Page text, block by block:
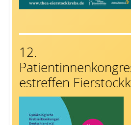
12.
estreffen